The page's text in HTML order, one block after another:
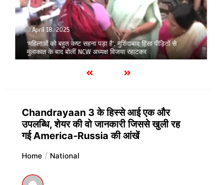
April 18, 2025
‘महिलाओं को बहुत कष्ट सहना पड़ा है’, मुर्शिदाबाद हिंसा पीड़ितों से
मुलाकात के बाद बोलीं NCW अध्यक्ष विजया रहाटकर
Chandrayaan 3 के हिस्से आई एक और
उपलब्धि, शेयर की वो जानकारी जिससे खुली रह
गई America-Russia की आंखें
Home National